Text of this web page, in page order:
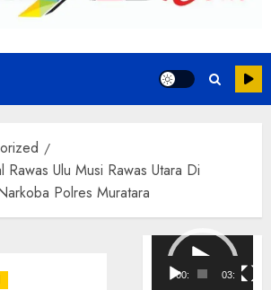
Rawas Ulu Musi Rawas Utara Di
Polres Muratara
Pemutar
Video
00:00 03:08